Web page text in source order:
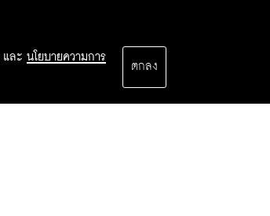
และ นโยบายความการ
ตกลง